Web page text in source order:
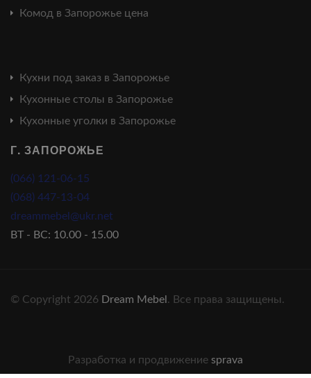
Комод в Запорожье цена
Кухни под заказ в Запорожье
Кухонные столы в Запорожье
Кухонные уголки в Запорожье
Г. ЗАПОРОЖЬЕ
(066) 121-06-15
(068) 447-13-04
dreammebel@ukr.net
ВТ - ВС: 10.00 - 15.00
© Copyright 2026 Dream Mebel. Все права защищены.
Разработка и продвижение sprava